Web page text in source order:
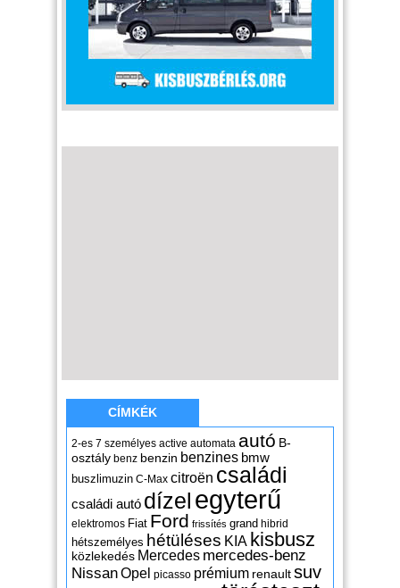
CÍMKÉK
2-es 7 személyes active automata autó B-
osztály benz benzin benzines bmw
buszlimuzin C-Max citroën családi
családi autó dízel egyterű
elektromos Fiat Ford frissítés grand hibrid
hétszemélyes hétüléses KIA kisbusz
közlekedés Mercedes mercedes-benz
NissanOpel picasso prémium renaultsuv